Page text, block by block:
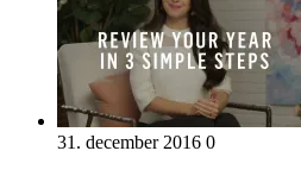
31. december 2016 0